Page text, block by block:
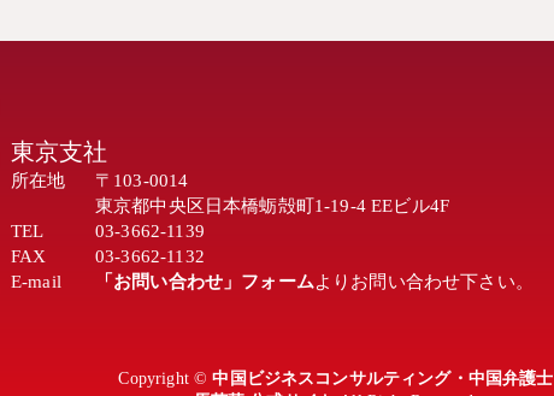
東京支社
所在地
〒103-0014
東京都中央区日本橋蛎殻町1-19-4 EEビル4F
TEL
03-3662-1139
FAX
03-3662-1132
E-mail
「お問い合わせ」フォームよりお問い合わせ下さい。
Copyright ©中国ビジネスコンサルティング・中国弁護士